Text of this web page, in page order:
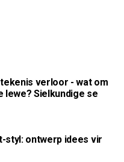
verloor - wat om
lewe? Sielkundige se
styl: ontwerp idees vir